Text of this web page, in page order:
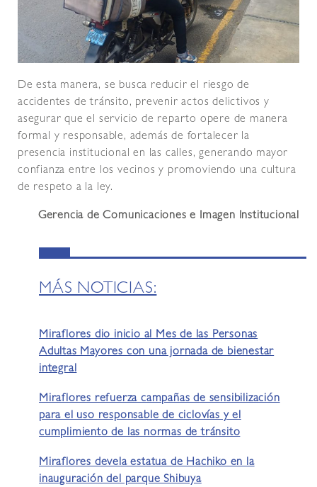
De esta manera, se busca reducir el riesgo de
accidentes de tránsito, prevenir actos delictivos y
asegurar que el servicio de reparto opere de manera
formal y responsable, además de fortalecer la
presencia institucional en las calles, generando mayor
confianza entre los vecinos y promoviendo una cultura
de respeto a la ley.
Gerencia de Comunicaciones e Imagen Institucional
MÁS NOTICIAS:
Miraflores dio inicio al Mes de las Personas
Adultas Mayores con una jornada de bienestar
integral
Miraflores refuerza campañas de sensibilización
para el uso responsable de ciclovías y el
cumplimiento de las normas de tránsito
Miraflores devela estatua de Hachiko en la
inauguración del parque Shibuya